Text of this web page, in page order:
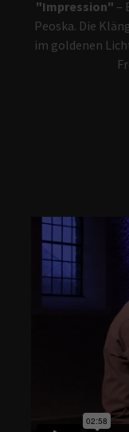
"Impression" –
Peoska. Die
im goldenen